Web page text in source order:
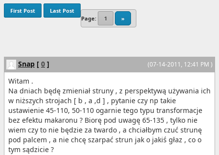
Page: 1 »
First Post Last Post
(07-14-2011, 12:41 PM )
Snap [ 0 ]
Witam .
Na dniach będę zmieniał struny , z perspektywą używania ich
w niższych strojach [ b , a ,d ] , pytanie czy np takie
ustawienie 45-110, 50-110 ogarnie tego typu transformacje
bez efektu makaronu ? Biorę pod uwagę 65-135 , tylko nie
wiem czy to nie będzie za twardo , a chciałbym czuć strunę
pod palcem , a nie chcę szarpać strun jak o jakiś głaz , co o
tym sądzicie ?